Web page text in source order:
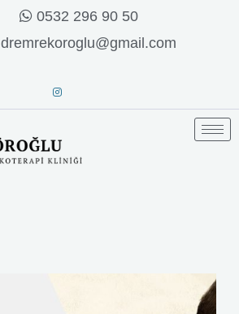
0532 296 90 50
dremrekoroglu@gmail.com